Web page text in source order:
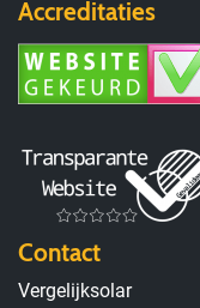
Accreditaties
Contact
Vergelijksolar